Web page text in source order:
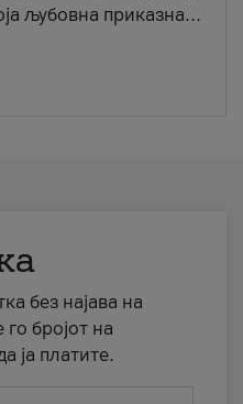
љубовна приказна...
без најава на
бројот на
ја платите.